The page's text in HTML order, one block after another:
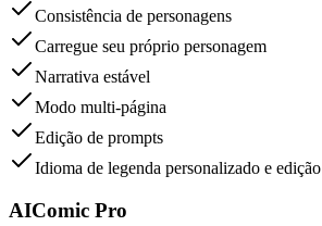
Consistência de personagens
Carregue seu próprio personagem
Narrativa estável
Modo multi-página
Edição de prompts
Idioma de legenda personalizado e edição
AIComic Pro